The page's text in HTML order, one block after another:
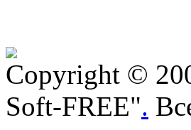
Copyright ©
Soft-FREE".